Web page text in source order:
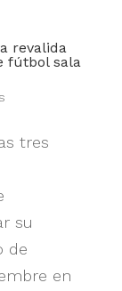
revalida
fútbol sala
tres
su
de
en